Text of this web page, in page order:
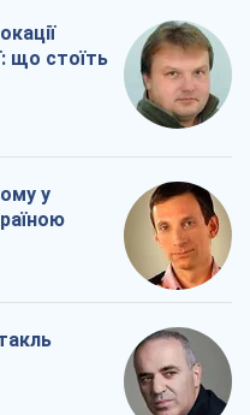
що стоїть
у